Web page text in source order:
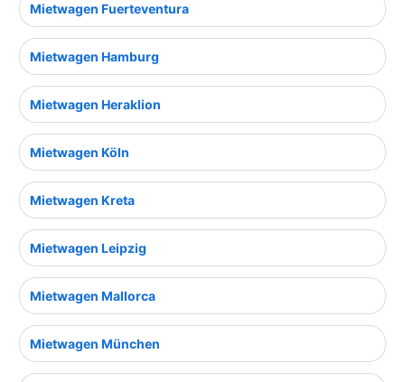
Mietwagen Fuerteventura
Mietwagen Hamburg
Mietwagen Heraklion
Mietwagen Köln
Mietwagen Kreta
Mietwagen Leipzig
Mietwagen Mallorca
Mietwagen München